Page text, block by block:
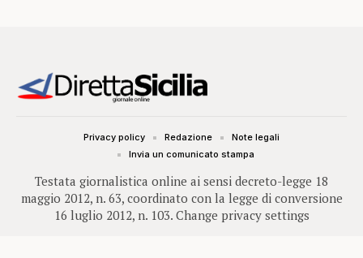
Testata giornalistica online ai sensi decreto-legge 18
maggio 2012, n. 63, coordinato con la legge di conversione
16 luglio 2012, n. 103. Change privacy settings
Privacy policy Redazione
Note legali
Invia un comunicato stampa